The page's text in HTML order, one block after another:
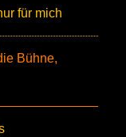
für mich
Bühne,